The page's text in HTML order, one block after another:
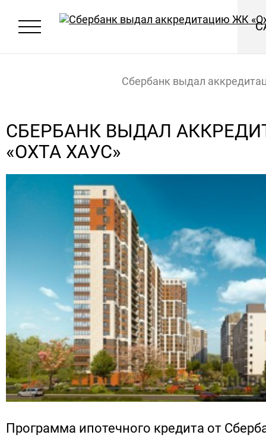
Сбербанк выдал
СБЕРБАНК ВЫДАЛ
«ОХТА ХАУС»
Программа ипотечного кредита от